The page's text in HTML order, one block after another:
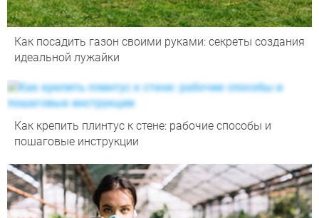
Как посадить газон своими руками: секреты создания
идеальной лужайки
Как крепить плинтус к стене: рабочие способы и
пошаговые инструкции